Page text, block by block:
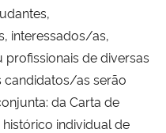
interessados/as,
de diversas
candidatos/as serão
: da Carta de
individual de